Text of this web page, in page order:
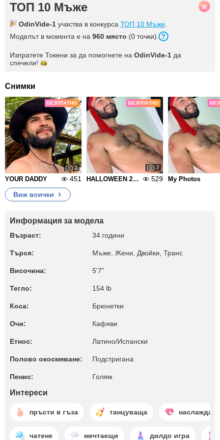
ТОП 10 Мъже
OdinVide-1 участва в конкурса ТОП 10 Мъже
Моделът в момента е на 960 място (0 точки).
Изпратете Токени за да помогнете на OdinVide-1 да
спечели!
Снимки
БЕЗПЛАТНО
2
YOUR DADDY 451
БЕЗПЛАТНО
7
HALLOWEEN 2025 529 My Photos
Виж всички
Информация за модела
Възраст: 34 години
Търся: Мъже, Жени, Двойки, Транс
Височина: 5'7"
Тегло: 154 lb
Коса: Брюнетки
Очи: Кафяви
Етнос: Латино/Испански
Полово окосмяване: Подстригана
Пенис: Голям
Интереси
пръсти в гъза танцуваща
чатене мечтаещи дилдо игра